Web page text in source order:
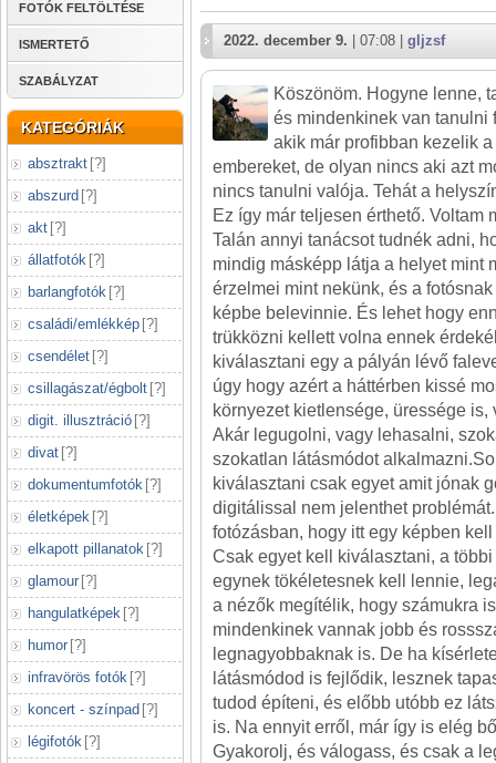
FOTÓK FELTÖLTÉSE
ISMERTETŐ
SZABÁLYZAT
KATEGÓRIÁK
absztrakt [?]
abszurd [?]
akt [?]
állatfotók [?]
barlangfotók [?]
családi/emlékkép [?]
csendélet [?]
csillagászat/égbolt [?]
digit. illusztráció [?]
divat [?]
dokumentumfotók [?]
életképek [?]
elkapott pillanatok [?]
glamour [?]
hangulatképek [?]
humor [?]
infravörös fotók [?]
koncert - színpad [?]
légifotók [?]
2022. december 9. | 07:08 | gljzsf
Köszönöm. Hogyne lenne,
és mindenkinek van tanulni
akik már profibban kezelik
embereket, de olyan nincs aki azt
nincs tanulni valója. Tehát a
Ez így már teljesen érthető. Voltam
Talán annyi tanácsot tudnék adni,
mindig másképp látja a helyet mint
érzelmei mint nekünk, és a
képbe belevinnie. És lehet hogy
trükközni kellett volna ennek
kiválasztani egy a pályán lévő
úgy hogy azért a háttérben kissé
környezet kietlensége, üressége
Akár legugolni, vagy lehasalni,
szokatlan látásmódot
kiválasztani csak egyet amit jónak
digitálissal nem jelenthet
fotózásban, hogy itt egy képben
Csak egyet kell kiválasztani, a
egynek tökéletesnek kell lennie,
a nézők megítélik, hogy számukra
mindenkinek vannak jobb és
legnagyobbaknak is. De ha
látásmódod is fejlődik, lesznek
tudod építeni, és előbb utóbb ez
is. Na ennyit erről, már így is elég
Gyakorolj, és válogass, és csak a